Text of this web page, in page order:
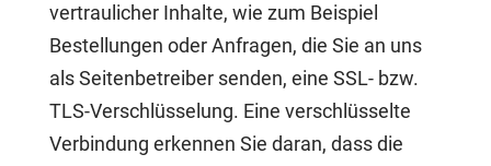
vertraulicher Inhalte, wie zum Beispiel
Bestellungen oder Anfragen, die Sie an uns
als Seitenbetreiber senden, eine SSL- bzw.
TLS-Verschlüsselung. Eine verschlüsselte
Verbindung erkennen Sie daran, dass die